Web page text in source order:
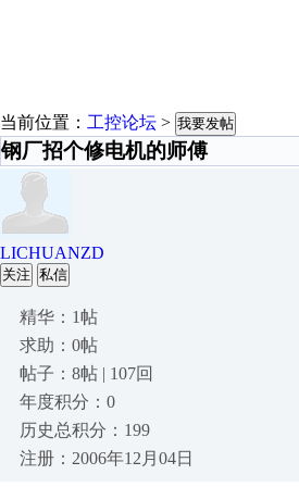
当前位置： 工控论坛 > 我要发帖
钢厂招个修电机的师傅
LICHUANZD
关注 私信
精华：1帖
求助：0帖
帖子：8帖 | 107回
年度积分：0
历史总积分：199
注册：2006年12月04日